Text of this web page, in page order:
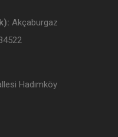
Akçaburgaz
Hadımköy